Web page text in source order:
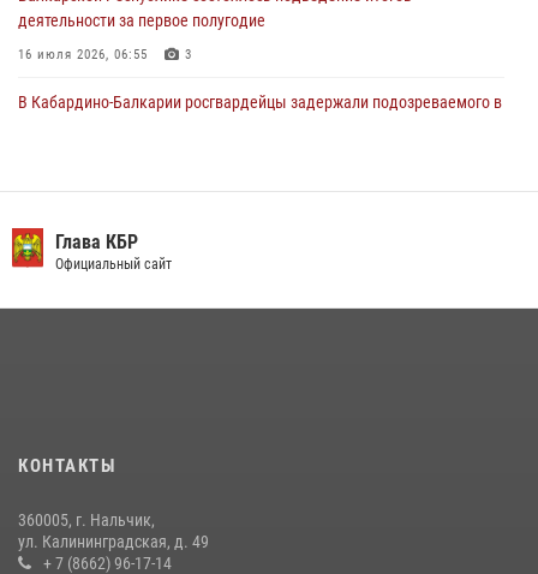
деятельности за первое полугодие
16 июля 2026, 06:55 3
В Кабардино-Балкарии росгвардейцы задержали подозреваемого в
округе Росгвардии
09 июля 2026, 08:36
В Кабардино-Балкарии при силовой поддержке Росгвардии изъяты
оружие и наркотические средства
Глава КБР
Официальный сайт
КОНТАКТЫ
360005, г. Нальчик,
ул. Калининградская, д. 49
+ 7 (8662) 96-17-14